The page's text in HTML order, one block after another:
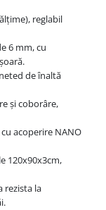
reglabil
6 mm, cu
de înaltă
și coborâre,
acoperire NANO
120x90x3cm,
rezista la